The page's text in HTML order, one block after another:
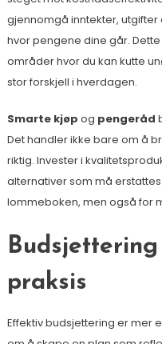
gjennomgå inntekter,
hvor pengene dine går.
områder hvor du kan kutte
stor forskjell i hverdagen.
Smarte kjøp og pengeråd
Det handler ikke bare om å
riktig. Invester i
alternativer som må
lommeboken, men også for
praksis
Effektiv budsjettering er mer